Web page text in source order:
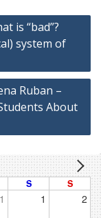
is “bad”?
system of
Ruban –
About
S S
1 2